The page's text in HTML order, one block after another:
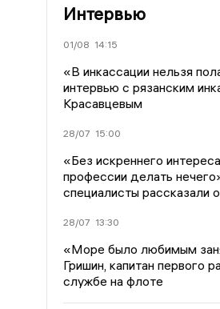
Интервью
01/08 14:15
«В инкассации нельзя
интервью с рязанским
Красавцевым
28/07 15:00
«Без искреннего
профессии делать
специалисты рассказали
28/07 13:30
«Море было любимым
Гришин, капитан первого
службе на флоте